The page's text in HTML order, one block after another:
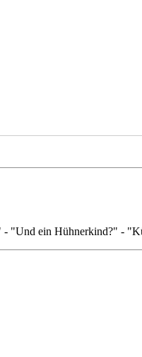
ein Hühnerkind?" -